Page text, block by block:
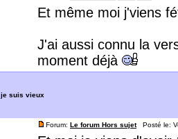
Et même moi j'viens
J'ai aussi connu la
moment déjà
je suis vieux
Forum: Le forum Hors sujetPosté le: